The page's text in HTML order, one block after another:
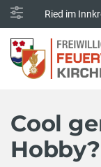
Ried im
Cool
Hobby?